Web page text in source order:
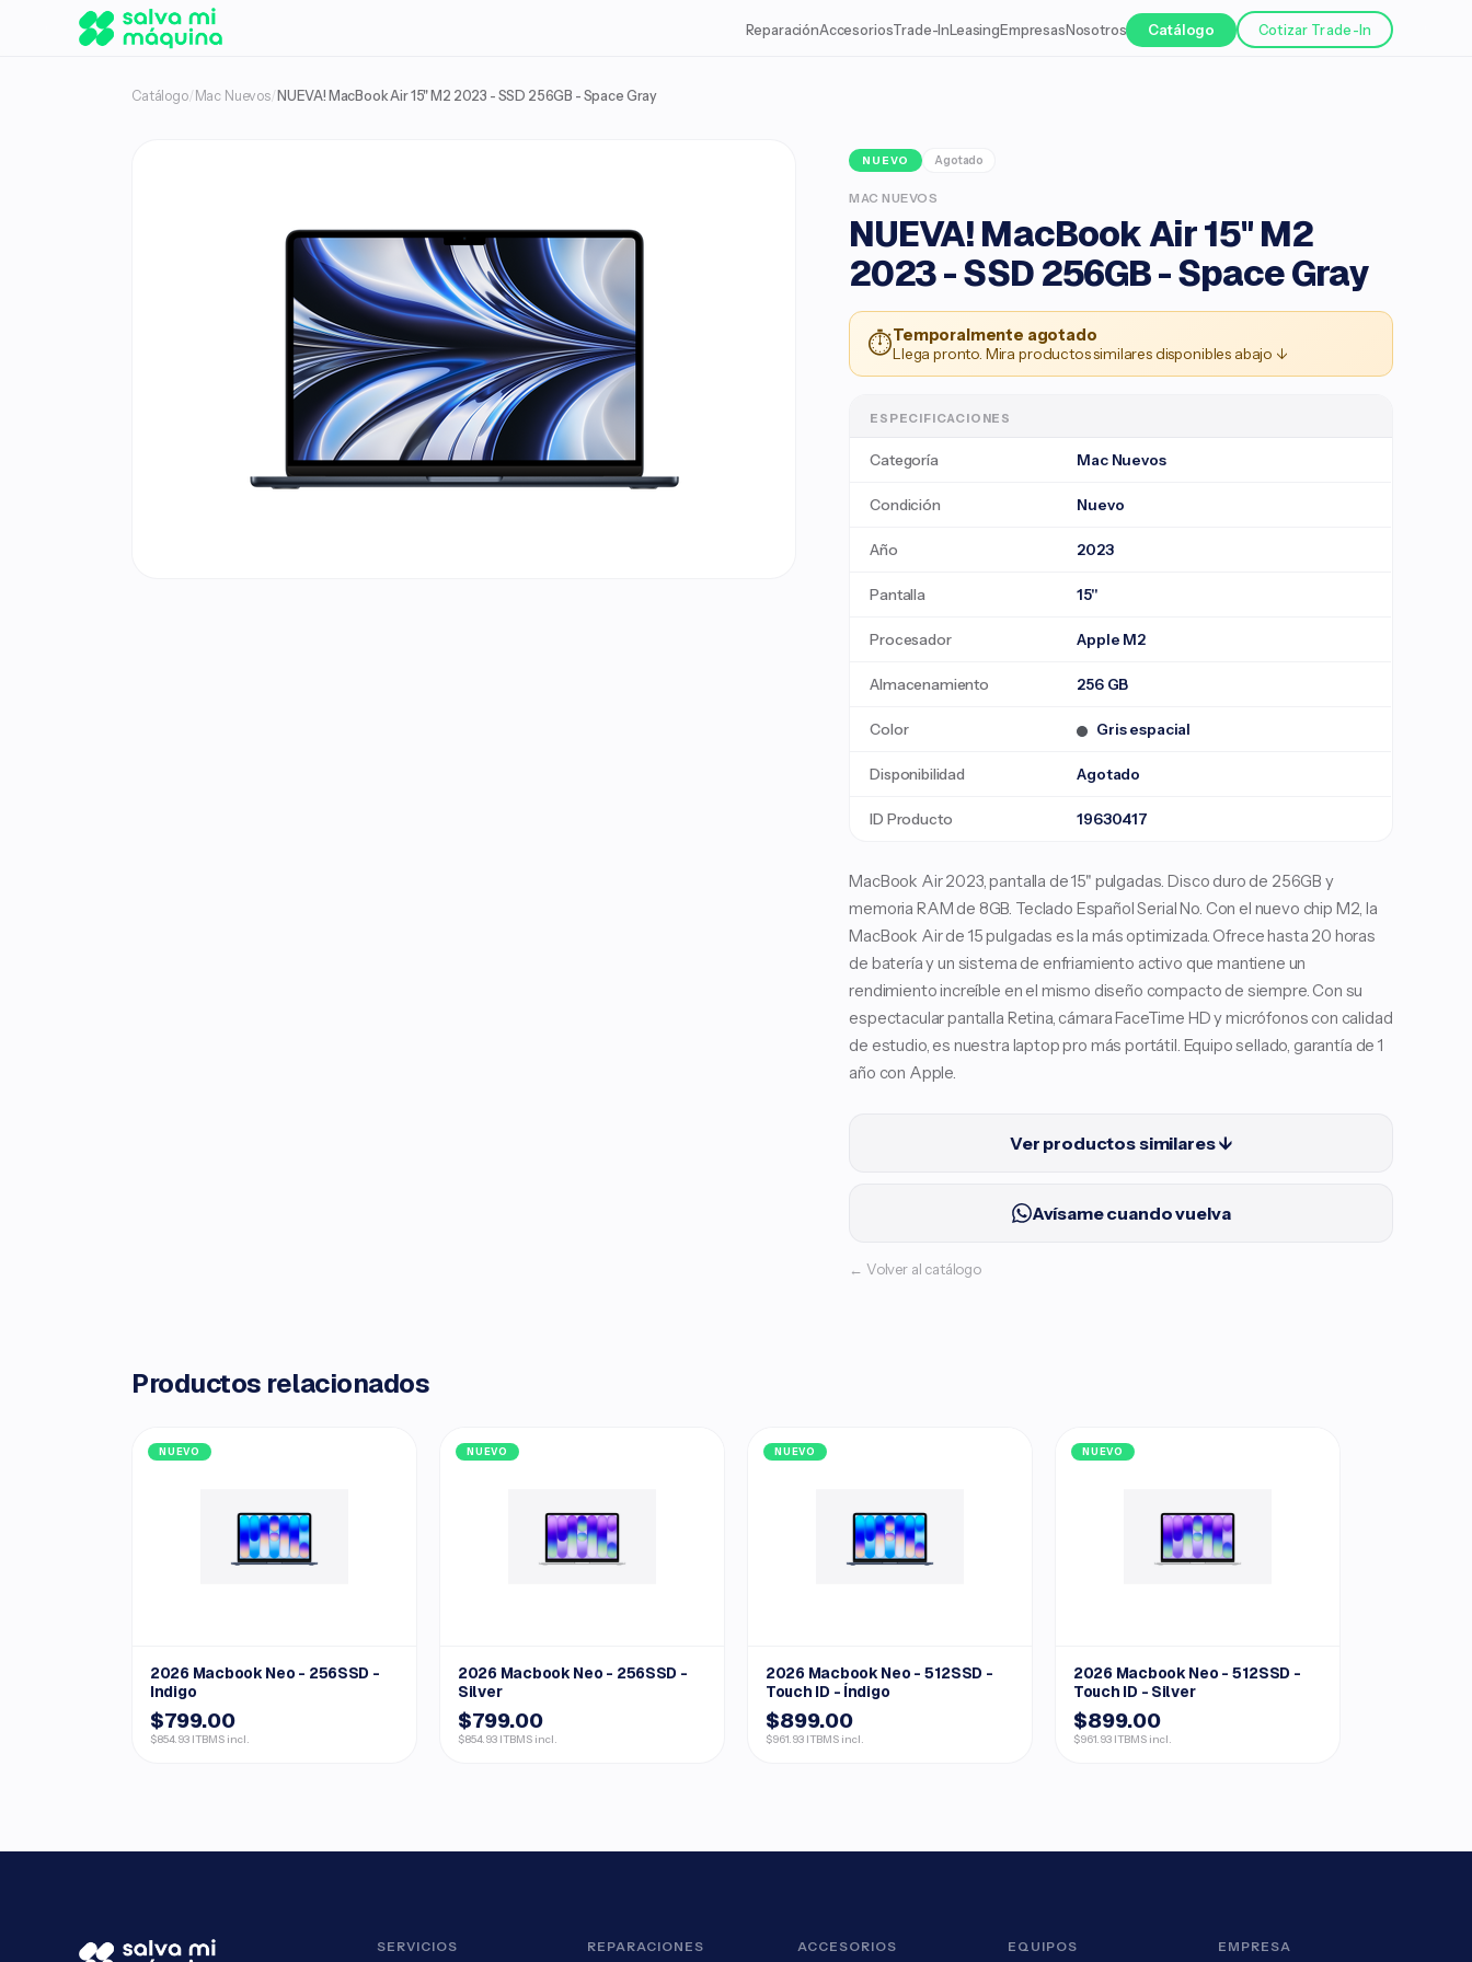
ReparaciónAccesoriosTrade-InLeasingEmpresasNosotros Catálogo Cotizar Trade-In
Catálogo/ Mac Nuevos/ NUEVA! MacBook Air 15" M2 2023 - SSD 256GB - Space Gray
NUEVO Agotado
MAC NUEVOS
NUEVA! MacBook Air 15" M2
2023 - SSD 256GB - Space Gray
⏱Temporalmente agotado
Llega pronto. Mira productos similares disponibles abajo ↓
ESPECIFICACIONES
Categoría Mac Nuevos
Condición Nuevo
Año 2023
Pantalla 15"
Procesador Apple M2
Almacenamiento 256 GB
Color Gris espacial
Disponibilidad Agotado
ID Producto 19630417
MacBook Air 2023, pantalla de 15" pulgadas. Disco duro de 256GB y
memoria RAM de 8GB. Teclado Español Serial No. Con el nuevo chip M2, la
MacBook Air de 15 pulgadas es la más optimizada. Ofrece hasta 20 horas
de batería y un sistema de enfriamiento activo que mantiene un
rendimiento increíble en el mismo diseño compacto de siempre. Con su
espectacular pantalla Retina, cámara FaceTime HD y micrófonos con calidad
de estudio, es nuestra laptop pro más portátil. Equipo sellado, garantía de 1
año con Apple.
Ver productos similares ↓
Avísame cuando vuelva
← Volver al catálogo
Productos relacionados
NUEVO
2026 Macbook Neo - 256SSD -
Indigo
$799.00
$854.93 ITBMS incl.
NUEVO
2026 Macbook Neo - 256SSD -
Silver
$799.00
$854.93 ITBMS incl.
NUEVO
2026 Macbook Neo - 512SSD -
Touch ID - Índigo
$899.00
$961.93 ITBMS incl.
NUEVO
2026 Macbook Neo - 512SSD -
Touch ID - Silver
$899.00
$961.93 ITBMS incl.
SERVICIOS REPARACIONES ACCESORIOS EQUIPOS EMPRESA